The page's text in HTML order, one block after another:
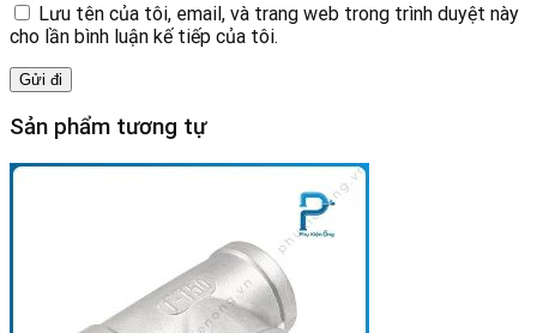
Lưu tên của tôi, email, và trang web trong trình duyệt này
cho lần bình luận kế tiếp của tôi.
Sản phẩm tương tự